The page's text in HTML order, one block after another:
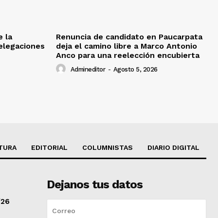
la
Renuncia de candidato en Paucarpata
deja el camino libre a Marco Antonio
Anco para una reelección encubierta
Admineditor - Agosto 5, 2026
EDITORIAL COLUMNISTAS DIARIO DIGITAL
Dejanos tus datos